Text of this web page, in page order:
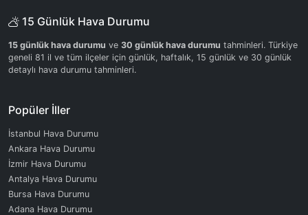
15 Günlük Hava Durumu
15 günlük hava durumu ve 30 günlük hava durumu tahminleri. Türkiye
geneli 81 il ve tüm ilçeler için günlük, haftalık, 15 günlük ve 30 günlük
detaylı hava durumu tahminleri.
Popüler İller
İstanbul Hava Durumu
Ankara Hava Durumu
İzmir Hava Durumu
Antalya Hava Durumu
Bursa Hava Durumu
Adana Hava Durumu